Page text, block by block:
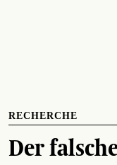
RECHERCHE
Der